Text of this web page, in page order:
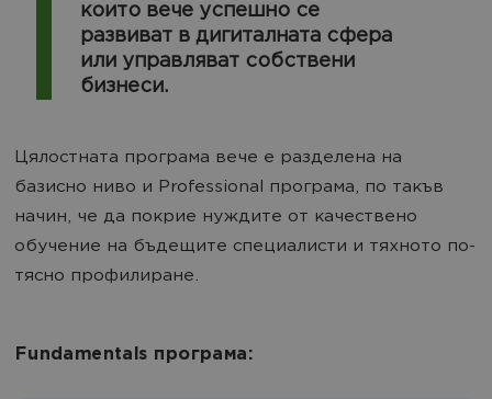
които вече успешно се
развиват в дигиталната сфера
или управляват собствени
бизнеси.
Цялостната програма вече е разделена на
базисно ниво и Professional програма, по такъв
начин, че да покрие нуждите от качествено
обучение на бъдещите специалисти и тяхното по-
тясно профилиране.
Fundamentals програма: